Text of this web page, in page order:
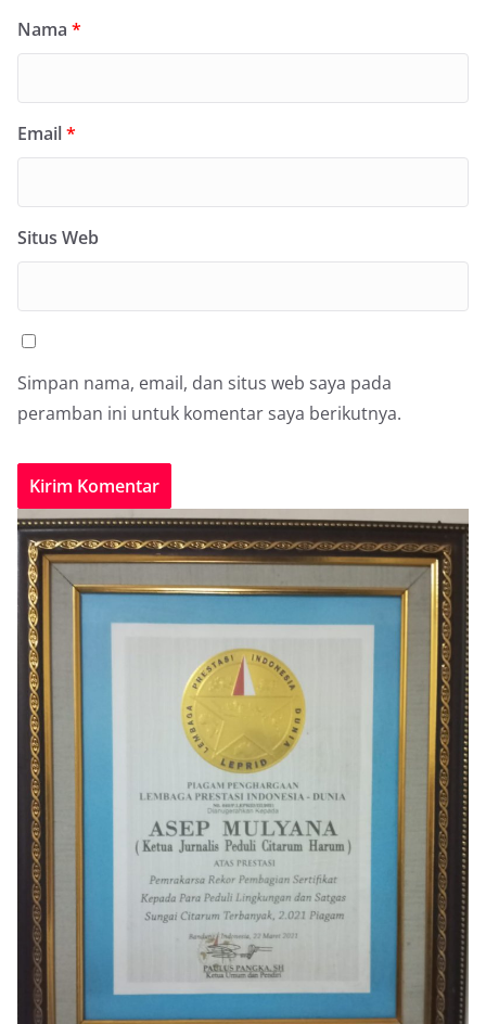
Nama *
Email*
Situs Web
Simpan nama, email, dan situs web saya pada
peramban ini untuk komentar saya berikutnya.